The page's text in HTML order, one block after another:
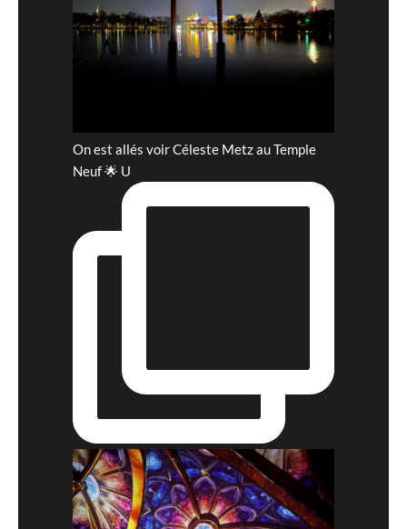
On est allés voir Céleste Metz au Temple
Neuf 🌟 U